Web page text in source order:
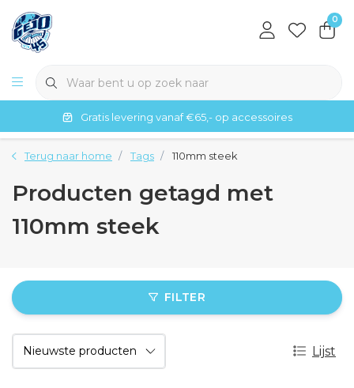
0
Gratis levering vanaf €65,- op accessoires
Terug naar home Tags 110mm steek
Producten getagd met
110mm steek
FILTER
Lijst